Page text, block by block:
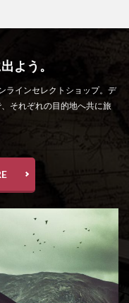
よう。
ラインセレクトショップ。デ
それぞれの目的地へ共に旅